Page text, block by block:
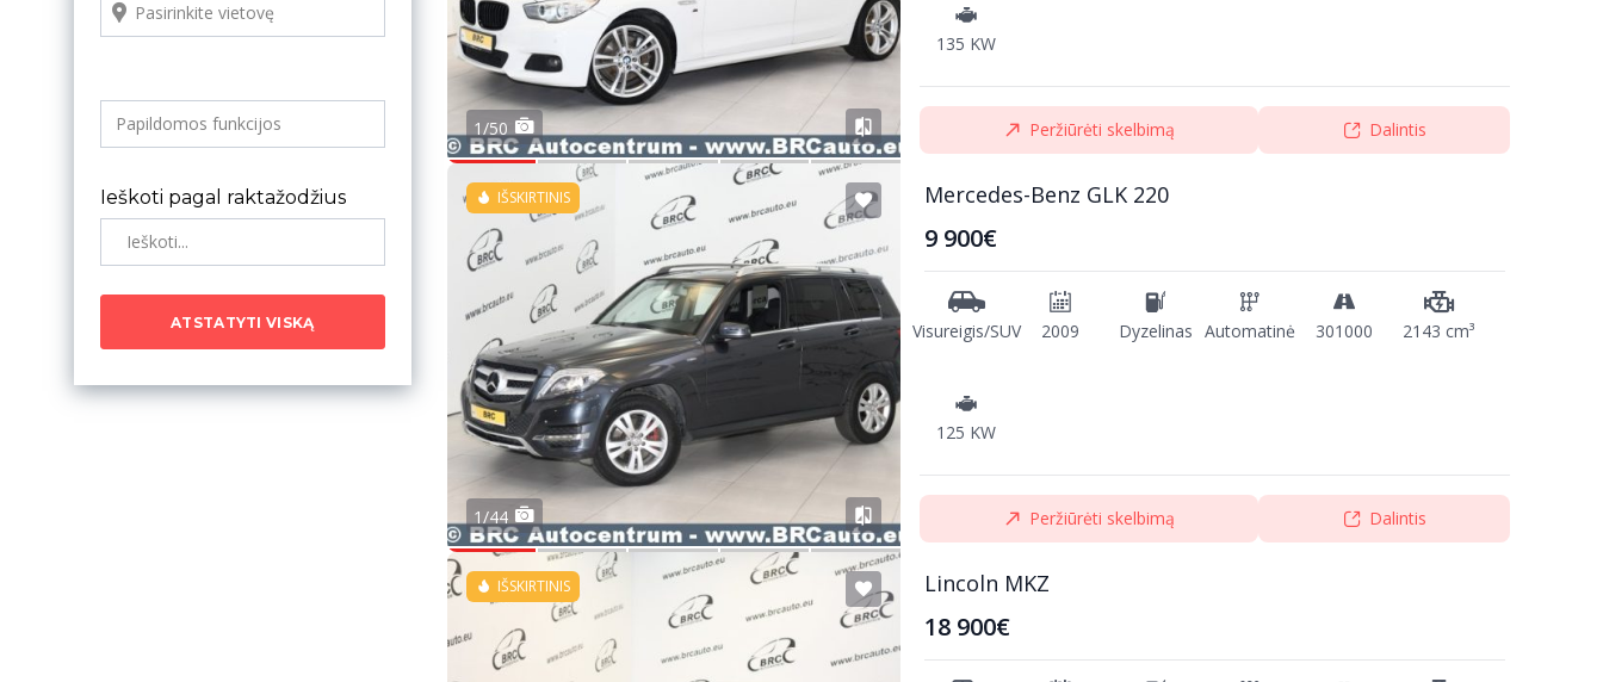
Ieškoti pagal raktažodžius
ATSTATYTI VISKĄ
1/50
135 KW
Peržiūrėti skelbimą Dalintis
IŠSKIRTINIS
1/44
Mercedes-Benz GLK 220
9 900€
Visureigis/SUV 2009 Dyzelinas Automatinė 301000 2143 cm³
125 KW
Peržiūrėti skelbimą Dalintis
IŠSKIRTINIS Lincoln MKZ
18 900€